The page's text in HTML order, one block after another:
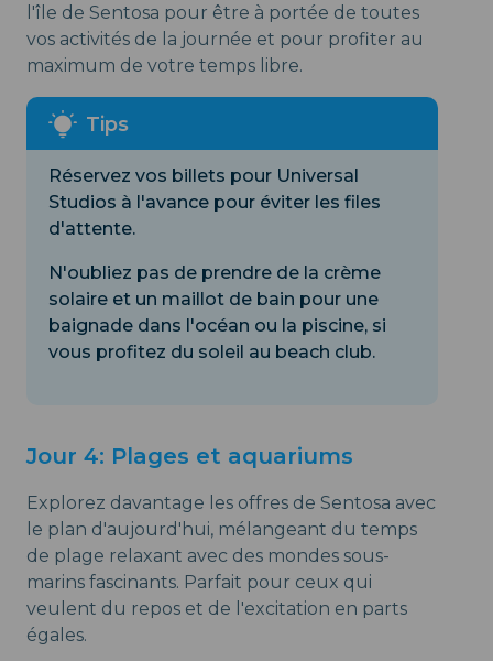
l'île de Sentosa pour être à portée de toutes
vos activités de la journée et pour profiter au
maximum de votre temps libre.
Réservez vos billets pour Universal
Studios à l'avance pour éviter les files
d'attente.
N'oubliez pas de prendre de la crème
solaire et un maillot de bain pour une
baignade dans l'océan ou la piscine, si
vous profitez du soleil au beach club.
Jour 4: Plages et aquariums
Explorez davantage les offres de Sentosa avec
le plan d'aujourd'hui, mélangeant du temps
de plage relaxant avec des mondes sous-
marins fascinants. Parfait pour ceux qui
veulent du repos et de l'excitation en parts
égales.